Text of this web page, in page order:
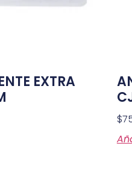
EXTRA
$